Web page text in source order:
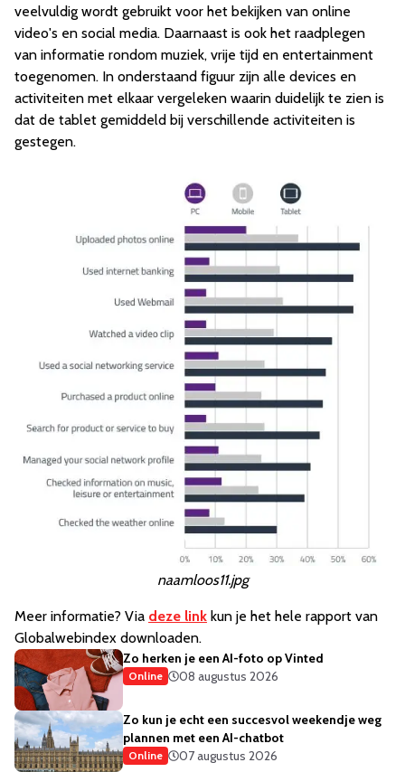
veelvuldig wordt gebruikt voor het bekijken van online
video's en social media. Daarnaast is ook het raadplegen
van informatie rondom muziek, vrije tijd en entertainment
toegenomen. In onderstaand figuur zijn alle devices en
activiteiten met elkaar vergeleken waarin duidelijk te zien is
dat de tablet gemiddeld bij verschillende activiteiten is
gestegen.
naamloos11.jpg
Meer informatie? Via deze link kun je het hele rapport van
Globalwebindex downloaden.
Zo herken je een AI-foto op Vinted
Online 08 augustus 2026
Zo kun je echt een succesvol weekendje weg
plannen met een AI-chatbot
Online
07 augustus 2026